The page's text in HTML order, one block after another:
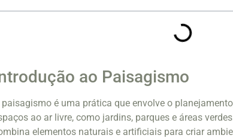
ao Paisagismo
paisagismo é uma prática que envolve o
ao ar livre, como jardins, parques e áreas
elementos naturais e artificiais para criar